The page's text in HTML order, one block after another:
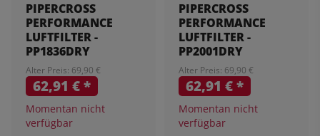
PIPERCROSS
PERFORMANCE
LUFTFILTER -
PP1836DRY
Alter Preis: 69,90 €
62,91 €*
Momentan nicht
verfügbar
PIPERCROSS
PERFORMANCE
LUFTFILTER -
PP2001DRY
Alter Preis: 69,90 €
62,91 €*
Momentan nicht
verfügbar